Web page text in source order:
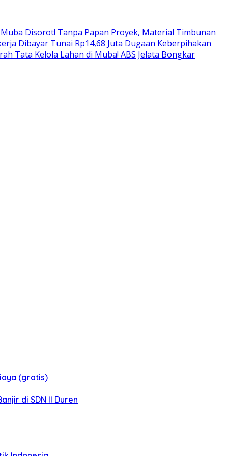
Disorot! Tanpa Papan Proyek, Material Timbunan
Dibayar Tunai Rp14,68 Juta Dugaan Keberpihakan
Tata Kelola Lahan di Muba! ABS Jelata Bongkar
(gratis)
di SDN II Duren